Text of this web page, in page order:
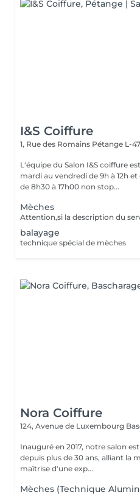
I&S Coiffure
1, Rue des Romains Pétange L-
L'équipe du Salon I&S coiffure
mardi au vendredi de 9h à 12h et
de 8h30 à 17h00 non stop...
Mèches
balayage
technique spécial de mèches
Nora Coiffure
124, Avenue de Luxembourg
Inauguré en 2017, notre salon
depuis plus de 30 ans, alliant la
maîtrise d'une exp...
Mèches (Technique